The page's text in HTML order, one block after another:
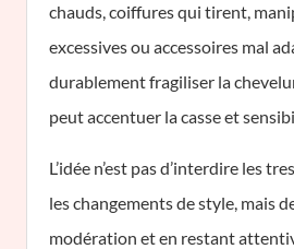
chauds, coiffures qui tirent,
excessives ou accessoires mal
durablement fragiliser la
peut accentuer la casse et
L’idée n’est pas d’interdire les
les changements de style, mais
modération et en restant